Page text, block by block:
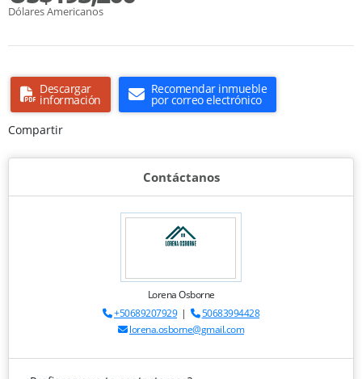
Dólares Americanos
Descargar
información
Recomendar inmueble
por correo electrónico
Compartir
Contáctanos
Lorena Osborne
+50689207929|
50683994428
lorena.osborne@gmail.com